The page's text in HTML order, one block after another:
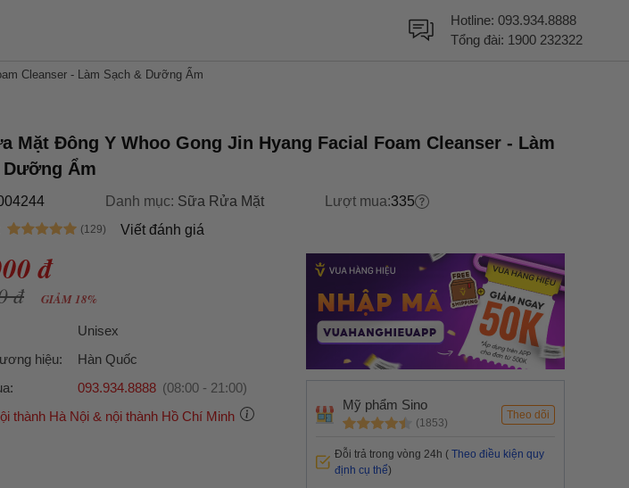
Hotline: 093.934.8888
Tổng đài: 1900 232322
Cleanser - Làm Sạch & Dưỡng Ẩm
Mặt Đông Y Whoo Gong Jin Hyang Facial Foam Cleanser - Làm
Dưỡng Ẩm
Danh mục: Sữa Rửa Mặt Lượt mua:335
Viết đánh giá
đ
đ GIẢM 18%
Unisex
hiệu:
Hàn Quốc
093.934.8888 (08:00 - 21:00)
thành Hà Nội & nội thành Hồ Chí Minh
Mỹ phẩm Sino
(1853)
Theo dõi
Đỗi trả trong vòng 24h ( Theo điều kiện quy
định cụ thể)